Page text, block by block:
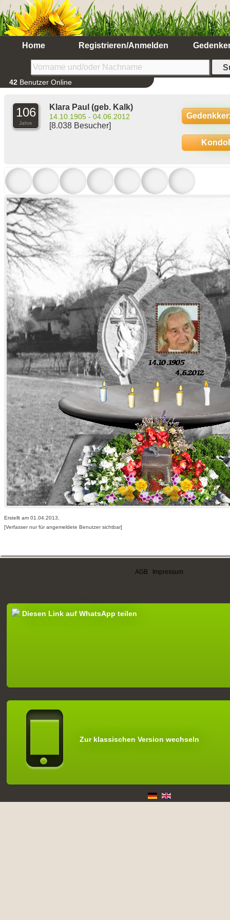
Home Registrieren/Anmelden
42 Benutzer Online
106
Jahre
Klara Paul (geb. Kalk)
14.10.1905 - 04.06.2012
[8.038 Besucher]
Erstellt am 01.04.2013,
[Verfasser nur für angemeldete Benutzer sichtbar]
AGB Impressum
Diesen Link auf WhatsApp teilen
Zur klassischen Version wechseln